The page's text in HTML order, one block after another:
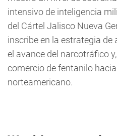
intensivo de inteligencia
del Cártel Jalisco Nueva
inscribe en la estrategia
el avance del narcotráfico
comercio de fentanilo
norteamericano.